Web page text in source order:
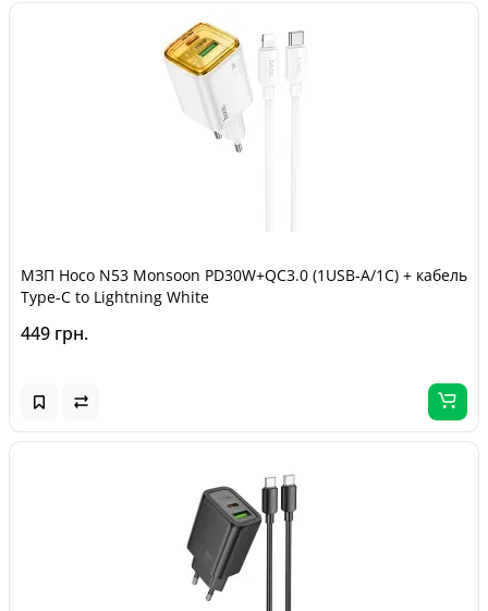
МЗП Hoco N53 Monsoon PD30W+QC3.0 (1USB-A/1C) + кабель
Type-C to Lightning White
449 грн.